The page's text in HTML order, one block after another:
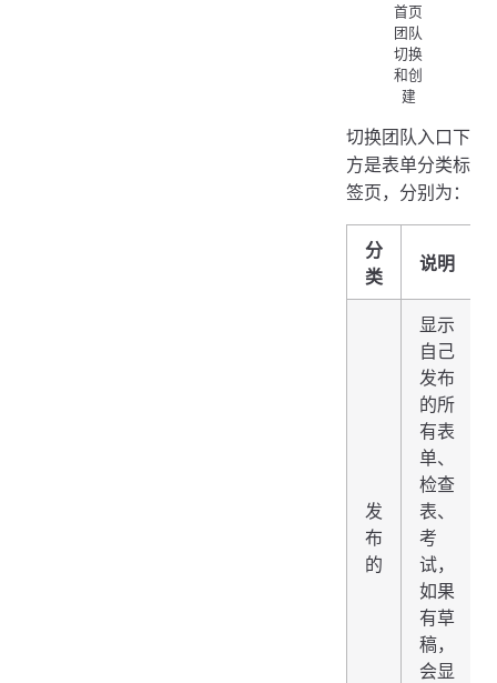
首页
团队
切换
和创
建
切换团队入口下
方是表单分类标
签页，分别为：
分
类
说明
发
布
的
显示
自己
发布
的所
有表
单、
检查
表、
考
试，
如果
有草
稿，
会显